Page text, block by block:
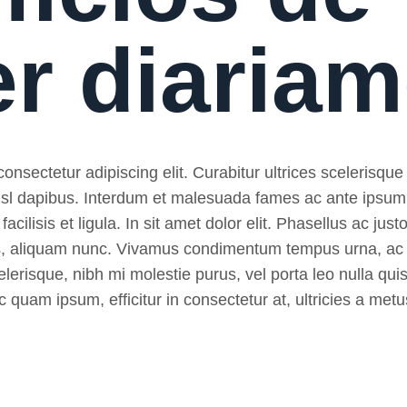
adipiscing elit. Curabitur ultrices
dapibus. Interdum et malesuada fames ac ante
et ligula. In sit amet dolor elit. Phasellus ac
aliquam nunc. Vivamus condimentum tempus urna,
nibh mi molestie purus, vel porta leo nulla
quam ipsum, efficitur in consectetur at, ultricies a